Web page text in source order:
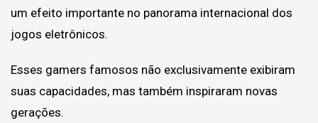
um efeito importante no panorama internacional dos
jogos eletrônicos.
Esses gamers famosos não exclusivamente exibiram
suas capacidades, mas também inspiraram novas
gerações.